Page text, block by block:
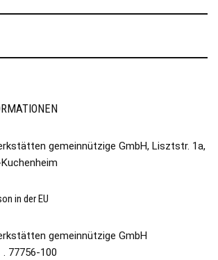
gemeinnützige GmbH, Lisztstr. 1a,
in der EU
gemeinnützige GmbH
77756-100